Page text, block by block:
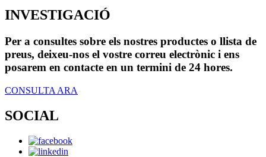
INVESTIGACIÓ
Per a consultes sobre els nostres productes o llista de
preus, deixeu-nos el vostre correu electrònic i ens
posarem en contacte en un termini de 24 hores.
CONSULTA ARA
SOCIAL